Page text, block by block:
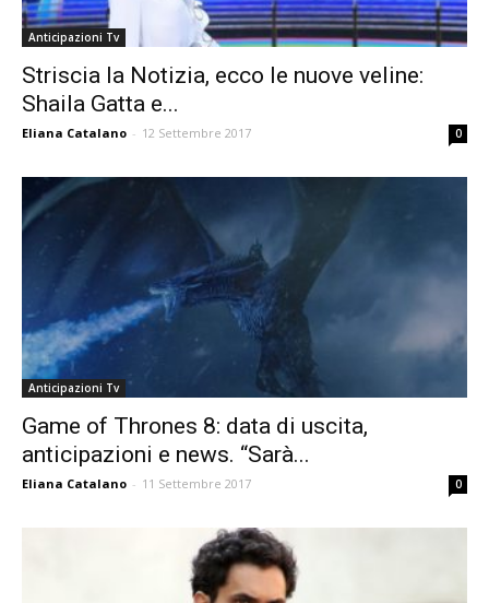
Anticipazioni Tv
Striscia la Notizia, ecco le nuove veline:
Shaila Gatta e...
Eliana Catalano - 12 Settembre 2017 0
Anticipazioni Tv
Game of Thrones 8: data di uscita,
anticipazioni e news. “Sarà...
Eliana Catalano - 11 Settembre 2017 0